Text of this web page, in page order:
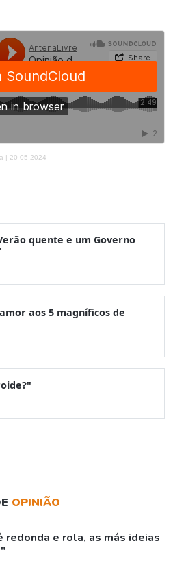
quente e um Governo
aos 5 magníficos de
| 20-05-2024
OPINIÃO
redonda e rola, as más ideias